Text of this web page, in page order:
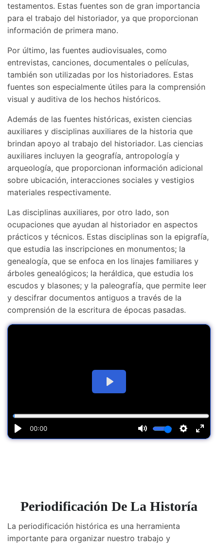
testamentos. Estas fuentes son de gran importancia
para el trabajo del historiador, ya que proporcionan
información de primera mano.
Por último, las fuentes audiovisuales, como
entrevistas, canciones, documentales o películas,
también son utilizadas por los historiadores. Estas
fuentes son especialmente útiles para la comprensión
visual y auditiva de los hechos históricos.
Además de las fuentes históricas, existen ciencias
auxiliares y disciplinas auxiliares de la historia que
brindan apoyo al trabajo del historiador. Las ciencias
auxiliares incluyen la geografía, antropología y
arqueología, que proporcionan información adicional
sobre ubicación, interacciones sociales y vestigios
materiales respectivamente.
Las disciplinas auxiliares, por otro lado, son
ocupaciones que ayudan al historiador en aspectos
prácticos y técnicos. Estas disciplinas son la epigrafía,
que estudia las inscripciones en monumentos; la
genealogía, que se enfoca en los linajes familiares y
árboles genealógicos; la heráldica, que estudia los
escudos y blasones; y la paleografía, que permite leer
y descifrar documentos antiguos a través de la
comprensión de la escritura de épocas pasadas.
Periodificación De La Historía
La periodificación histórica es una herramienta
importante para organizar nuestro trabajo y